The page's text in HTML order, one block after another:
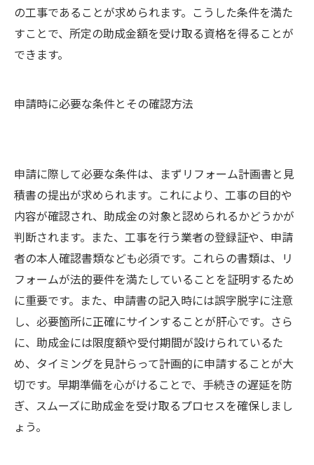
の工事であることが求められます。こうした条件を満た
すことで、所定の助成金額を受け取る資格を得ることが
できます。
申請時に必要な条件とその確認方法
申請に際して必要な条件は、まずリフォーム計画書と見
積書の提出が求められます。これにより、工事の目的や
内容が確認され、助成金の対象と認められるかどうかが
判断されます。また、工事を行う業者の登録証や、申請
者の本人確認書類なども必須です。これらの書類は、リ
フォームが法的要件を満たしていることを証明するため
に重要です。また、申請書の記入時には誤字脱字に注意
し、必要箇所に正確にサインすることが肝心です。さら
に、助成金には限度額や受付期間が設けられているた
め、タイミングを見計らって計画的に申請することが大
切です。早期準備を心がけることで、手続きの遅延を防
ぎ、スムーズに助成金を受け取るプロセスを確保しまし
ょう。